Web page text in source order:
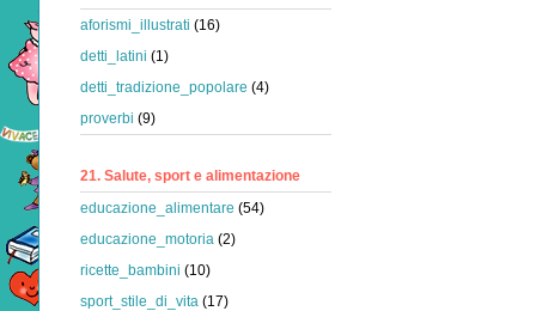
aforismi_illustrati (16)
detti_latini (1)
detti_tradizione_popolare (4)
proverbi (9)
21. Salute, sport e alimentazione
educazione_alimentare (54)
educazione_motoria (2)
ricette_bambini (10)
sport_stile_di_vita (17)